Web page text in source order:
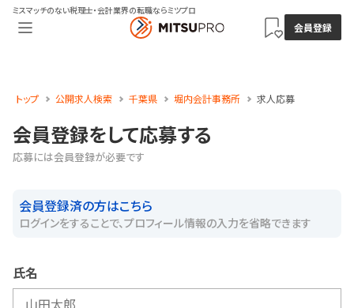
ミスマッチのない税理士・会計業界の転職ならミツプロ
会員登録
トップ 公開求人検索 千葉県 堀内会計事務所 求人応募
会員登録をして応募する
応募には会員登録が必要です
会員登録済の方はこちら
ログインをすることで、プロフィール情報の入力を省略できます
氏名